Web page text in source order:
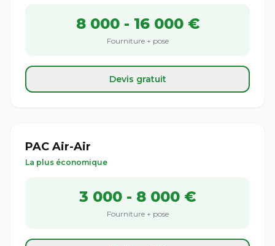
8 000 - 16 000 €
Fourniture + pose
Devis gratuit
PAC Air-Air
La plus économique
3 000 - 8 000 €
Fourniture + pose